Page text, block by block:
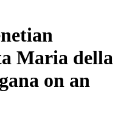
Maria della
on an